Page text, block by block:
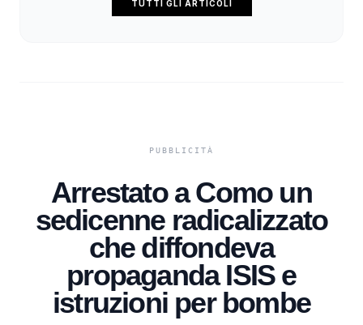
TUTTI GLI ARTICOLI
Arrestato a Como un
sedicenne radicalizzato
che diffondeva
propaganda ISIS e
istruzioni per bombe